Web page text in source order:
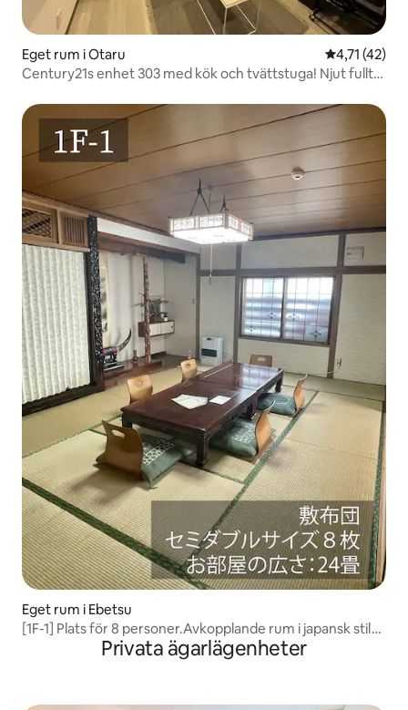
Eget rum i Otaru 4,71 av 5 i
4,71 (42)
Century21s enhet 303 med kök och tvättstuga! Njut fullt
övernattning
Eget rum i Ebetsu
[1F-1] Plats för 8 personer.Avkopplande rum i japansk stil
med 25 tatamimattor!Privata ägarlägenheter